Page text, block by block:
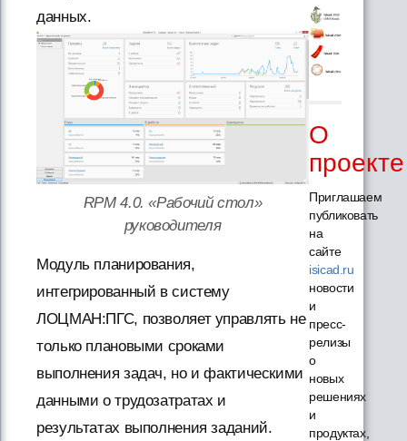
данных.
RPM 4.0. «Рабочий стол»
руководителя
Модуль планирования,
интегрированный в систему
ЛОЦМАН:ПГС, позволяет управлять не
только плановыми сроками
выполнения задач, но и фактическими
данными о трудозатратах и
результатах выполнения заданий.
О
проекте
Приглашаем
публиковать
на
сайте
isicad.ru
новости
и
пресс-
релизы
о
новых
решениях
и
продуктах,